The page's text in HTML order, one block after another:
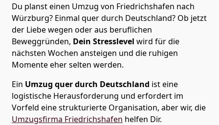
Du planst einen Umzug von Friedrichshafen nach
Würzburg? Einmal quer durch Deutschland? Ob jetzt
der Liebe wegen oder aus beruflichen
Beweggründen, Dein Stresslevel wird für die
nächsten Wochen ansteigen und die ruhigen
Momente eher selten werden.
Ein Umzug quer durch Deutschland ist eine
logistische Herausforderung und erfordert im
Vorfeld eine strukturierte Organisation, aber wir, die
Umzugsfirma Friedrichshafen helfen Dir.